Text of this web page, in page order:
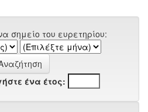
σημείο του ευρετηρίου:
ένα έτος: